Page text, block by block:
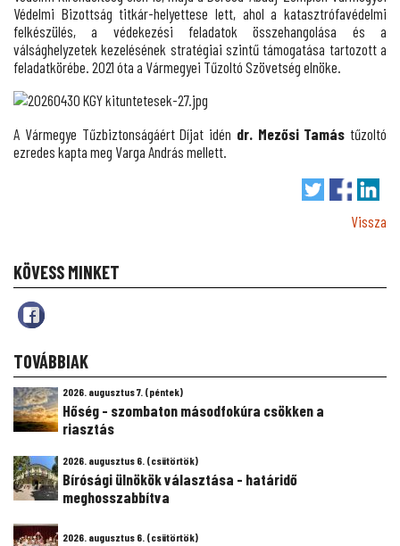
Védelmi Bizottság titkár-helyettese lett, ahol a katasztrófavédelmi
felkészülés, a védekezési feladatok összehangolása és a
válsághelyzetek kezelésének stratégiai szintű támogatása tartozott a
feladatkörébe. 2021 óta a Vármegyei Tűzoltó Szövetség elnöke.
A Vármegye Tűzbiztonságáért Díjat idén dr. Mezősi Tamás tűzoltó
ezredes kapta meg Varga András mellett.
Vissza
KÖVESS MINKET
TOVÁBBIAK
2026. augusztus 7. (péntek)
Hőség - szombaton másodfokúra csökken a
riasztás
2026. augusztus 6. (csütörtök)
Bírósági ülnökök választása - határidő
meghosszabbítva
2026. augusztus 6. (csütörtök)